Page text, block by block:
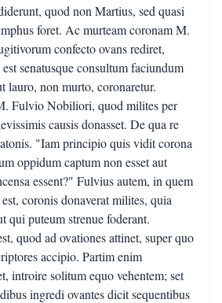
quod non Martius, sed quasi
foret. Ac murteam coronam M.
confecto ovans rediret,
senatusque consultum faciundum
lauro, non murto, coronaretur.
Fulvio Nobiliori, quod milites per
causis donasset. De qua re
"Iam principio quis vidit corona
oppidum captum non esset aut
essent?" Fulvius autem, in quem
coronis donaverat milites, quia
qui puteum strenue foderant.
quod ad ovationes attinet, super quo
accipio. Partim enim
introire solitum equo vehentem; set
ingredi ovantes dicit sequentibus